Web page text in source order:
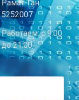
Рамат-Ган
5252007
Работаем: с 9:00
до 21:00